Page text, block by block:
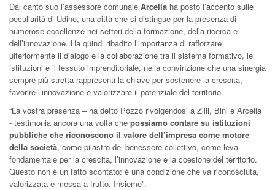
Dal canto suo l’assessore comunale Arcella ha posto l’accento sulle
peculiarità di Udine, una città che si distingue per la presenza di
numerose eccellenze nei settori della formazione, della ricerca e
dell’innovazione. Ha quindi ribadito l’importanza di rafforzare
ulteriormente il dialogo e la collaborazione tra il sistema formativo, le
istituzioni e il tessuto imprenditoriale, nella convinzione che una sinergia
sempre più stretta rappresenti la chiave per sostenere la crescita,
favorire l’innovazione e valorizzare il potenziale del territorio.
“La vostra presenza – ha detto Pozzo rivolgendosi a Zilli, Bini e Arcella
- testimonia ancora una volta che possiamo contare su istituzioni
pubbliche che riconoscono il valore dell’impresa come motore
della società, come pilastro del benessere collettivo, come leva
fondamentale per la crescita, l’innovazione e la coesione del territorio.
Questo non è un fatto scontato: è una condizione che va riconosciuta,
valorizzata e messa a frutto. Insieme”.